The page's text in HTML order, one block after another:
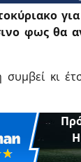
φως θα
συμβεί κι